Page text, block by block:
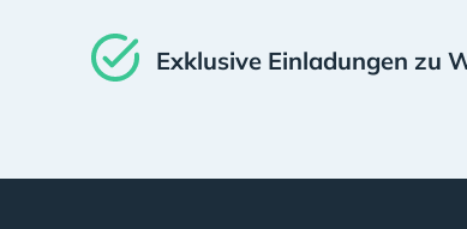
Exklusive Einladungen zu